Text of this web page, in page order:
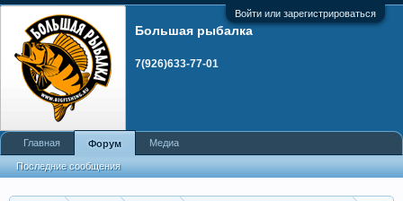
Войти или зарегистрироваться
Большая рыбалка
7(926)633-77-01
Главная Форум
Последние сообщения
Медиа